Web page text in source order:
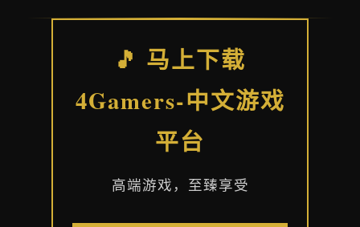
🎵 马上下载
4Gamers-中文游戏
平台
高端游戏，至臻享受